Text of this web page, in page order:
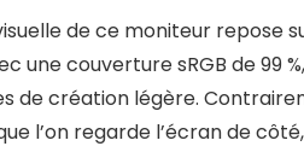
de ce moniteur repose
une couverture sRGB de
de création légère.
l’on regarde l’écran de